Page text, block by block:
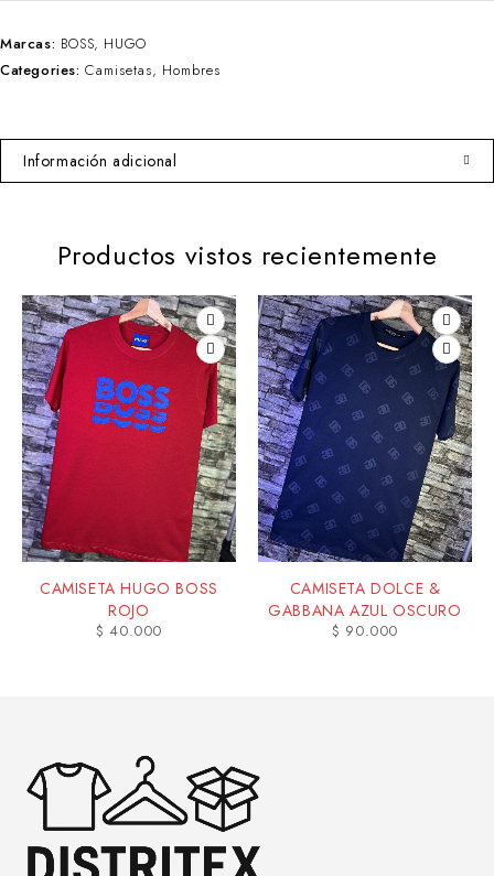
Marcas: BOSS, HUGO
Categories:Camisetas, Hombres
Información adicional
Productos vistos recientemente
CAMISETA HUGO BOSS
ROJO
$ 40.000
CAMISETA DOLCE &
GABBANA AZUL OSCURO
$ 90.000